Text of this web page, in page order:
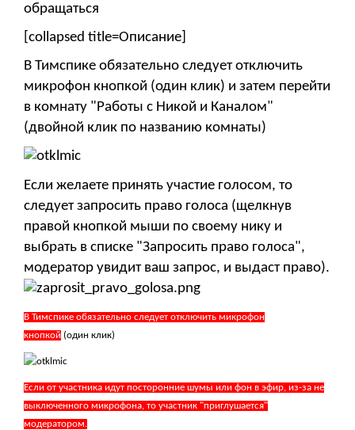
обращаться
[collapsed title=Описание]
В Тимспике обязательно следует отключить
микрофон кнопкой (один клик) и затем перейти
в комнату "Работы с Никой и Каналом"
(двойной клик по названию комнаты)
Если желаете принять участие голосом, то
следует запросить право голоса (щелкнув
правой кнопкой мыши по своему нику и
выбрать в списке "Запросить право голоса",
модератор увидит ваш запрос, и выдаст право).
В Тимспике обязательно следует отключить микрофон
кнопкой (один клик)
Если от участника идут посторонние шумы или фон в эфир, из-за не
выключенного микрофона, то участник "приглушается"
модератором.